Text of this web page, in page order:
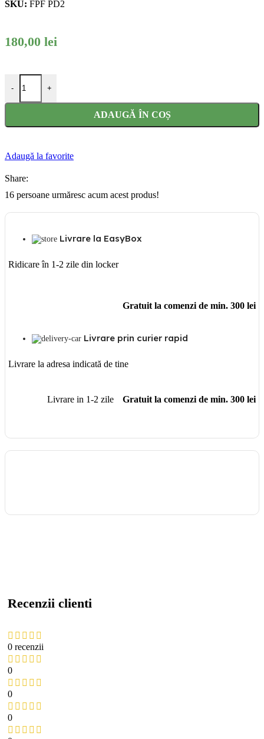
SKU: FPF PD2
180,00 lei
-
Cantitate Perna multifunctionala pentru bebelusi, pentru un somn
+
ADAUGĂ ÎN COȘ
Adaugă la favorite
Share:
16 persoane urmăresc acum acest produs!
Livrare la EasyBox
Ridicare în 1-2 zile din locker
Gratuit la comenzi de min. 300 lei
Livrare prin curier rapid
Livrare la adresa indicată de tine
Livrare in 1-2 zile Gratuit la comenzi de min. 300 lei
Recenzii clienti
0 recenzii
0
0
0